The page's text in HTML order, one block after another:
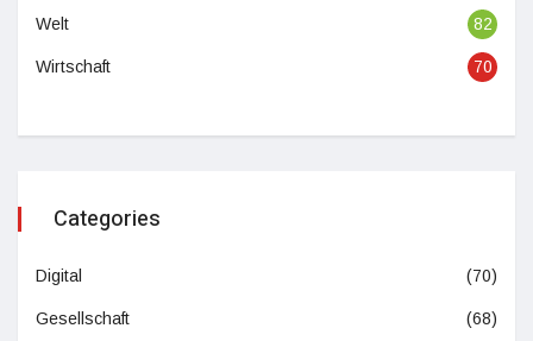
Welt 82
Wirtschaft 70
Categories
Digital (70)
Gesellschaft (68)